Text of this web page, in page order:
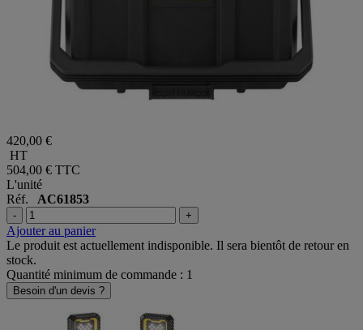
420,00 €
HT
504,00 € TTC
L'unité
Réf. AC61853
- +
Ajouter au panier
Le produit est actuellement indisponible. Il sera bientôt de retour en
stock.
Quantité minimum de commande : 1
Besoin d'un devis ?